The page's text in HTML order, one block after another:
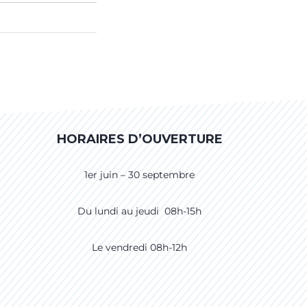
HORAIRES D’OUVERTURE
1er juin – 30 septembre
Du lundi au jeudi 08h-15h
Le vendredi 08h-12h